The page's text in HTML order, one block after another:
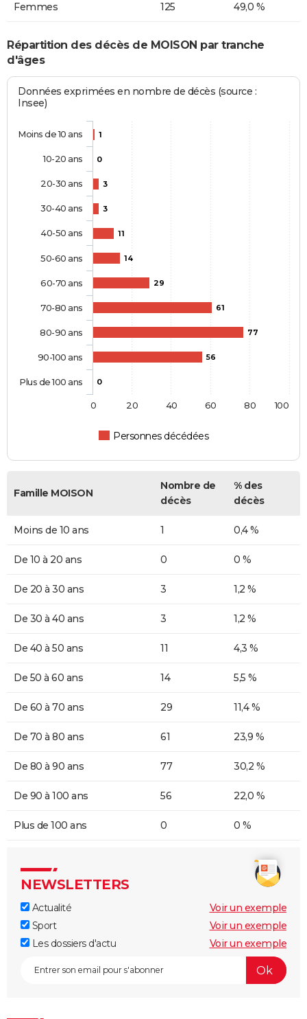
Femmes 125 49,0 %
Répartition des décès de MOISON par tranche
d'âges
Données exprimées en nombre de décès (source :
Insee)
1
0
3
3
11
14
29
61
77
56
0
Personnes décédées
Moins de 10 ans
10-20 ans
20-30 ans
30-40 ans
40-50 ans
50-60 ans
60-70 ans
70-80 ans
80-90 ans
90-100 ans
Plus de 100 ans
0 20 40 60 80 100
Famille MOISON
Nombre de
décès
% des
décès
Moins de 10 ans 1 0,4 %
De 10 à 20 ans 0 0 %
De 20 à 30 ans 3 1,2 %
De 30 à 40 ans 3 1,2 %
De 40 à 50 ans 11 4,3 %
De 50 à 60 ans 14 5,5 %
De 60 à 70 ans 29 11,4 %
De 70 à 80 ans 61 23,9 %
De 80 à 90 ans 77 30,2 %
De 90 à 100 ans 56 22,0 %
Plus de 100 ans 0 0 %
NEWSLETTERS
Actualité
Voir un exemple
Sport
Voir un exemple
Les dossiers d'actu
Voir un exemple